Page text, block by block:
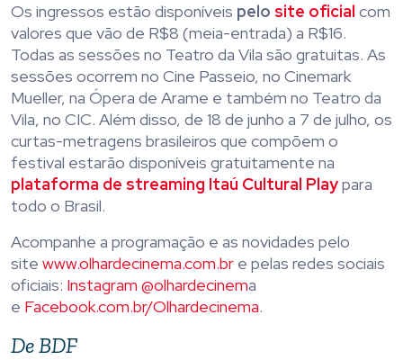
Os ingressos estão disponíveis pelo site oficial com
valores que vão de R$8 (meia-entrada) a R$16.
Todas as sessões no Teatro da Vila são gratuitas. As
sessões ocorrem no Cine Passeio, no Cinemark
Mueller, na Ópera de Arame e também no Teatro da
Vila, no CIC. Além disso, de 18 de junho a 7 de julho, os
curtas-metragens brasileiros que compõem o
festival estarão disponíveis gratuitamente na
plataforma de streaming Itaú Cultural Playpara
todo o Brasil.
Acompanhe a programação e as novidades pelo
site www.olhardecinema.com.br e pelas redes sociais
oficiais: Instagram @olhardecinema
e Facebook.com.br/Olhardecinema.
De BDF